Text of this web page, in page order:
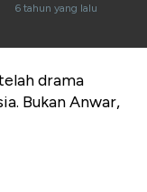
6 tahun yang lalu
drama
Bukan Anwar,